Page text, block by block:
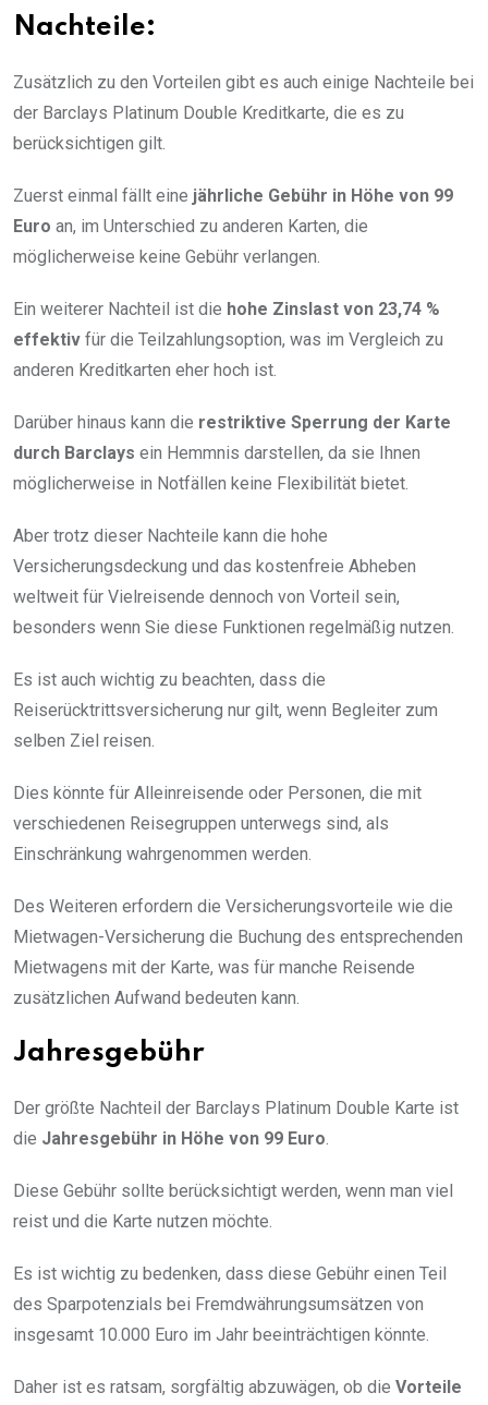
Nachteile:
Zusätzlich zu den Vorteilen gibt es auch einige Nachteile bei
der Barclays Platinum Double Kreditkarte, die es zu
berücksichtigen gilt.
Zuerst einmal fällt eine jährliche Gebühr in Höhe von 99
Euro an, im Unterschied zu anderen Karten, die
möglicherweise keine Gebühr verlangen.
Ein weiterer Nachteil ist die hohe Zinslast von 23,74 %
effektiv für die Teilzahlungsoption, was im Vergleich zu
anderen Kreditkarten eher hoch ist.
Darüber hinaus kann die restriktive Sperrung der Karte
durch Barclays ein Hemmnis darstellen, da sie Ihnen
möglicherweise in Notfällen keine Flexibilität bietet.
Aber trotz dieser Nachteile kann die hohe
Versicherungsdeckung und das kostenfreie Abheben
weltweit für Vielreisende dennoch von Vorteil sein,
besonders wenn Sie diese Funktionen regelmäßig nutzen.
Es ist auch wichtig zu beachten, dass die
Reiserücktrittsversicherung nur gilt, wenn Begleiter zum
selben Ziel reisen.
Dies könnte für Alleinreisende oder Personen, die mit
verschiedenen Reisegruppen unterwegs sind, als
Einschränkung wahrgenommen werden.
Des Weiteren erfordern die Versicherungsvorteile wie die
Mietwagen-Versicherung die Buchung des entsprechenden
Mietwagens mit der Karte, was für manche Reisende
zusätzlichen Aufwand bedeuten kann.
Jahresgebühr
Der größte Nachteil der Barclays Platinum Double Karte ist
die Jahresgebühr in Höhe von 99 Euro
Diese Gebühr sollte berücksichtigt werden, wenn man viel
reist und die Karte nutzen möchte.
Es ist wichtig zu bedenken, dass diese Gebühr einen Teil
des Sparpotenzials bei Fremdwährungsumsätzen von
insgesamt 10.000 Euro im Jahr beeinträchtigen könnte.
Daher ist es ratsam, sorgfältig abzuwägen, ob die Vorteile